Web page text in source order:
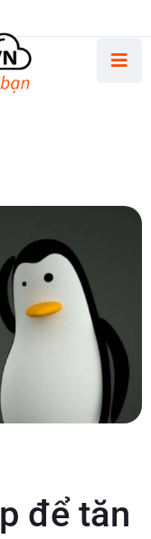
để tăn